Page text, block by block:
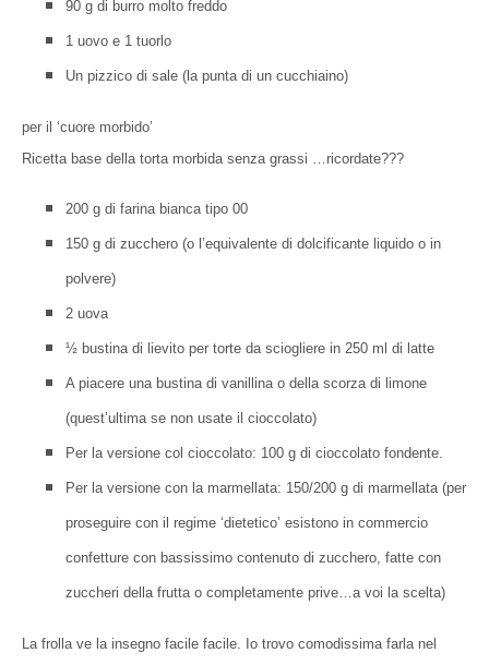
90 g di burro molto freddo
1 uovo e 1 tuorlo
Un pizzico di sale (la punta di un cucchiaino)
per il ‘cuore morbido’
Ricetta base della torta morbida senza grassi …ricordate???
200 g di farina bianca tipo 00
150 g di zucchero (o l’equivalente di dolcificante liquido o in
polvere)
2 uova
½ bustina di lievito per torte da sciogliere in 250 ml di latte
A piacere una bustina di vanillina o della scorza di limone
(quest’ultima se non usate il cioccolato)
Per la versione col cioccolato: 100 g di cioccolato fondente.
Per la versione con la marmellata: 150/200 g di marmellata (per
proseguire con il regime ‘dietetico’ esistono in commercio
confetture con bassissimo contenuto di zucchero, fatte con
zuccheri della frutta o completamente prive…a voi la scelta)
La frolla ve la insegno facile facile. Io trovo comodissima farla nel